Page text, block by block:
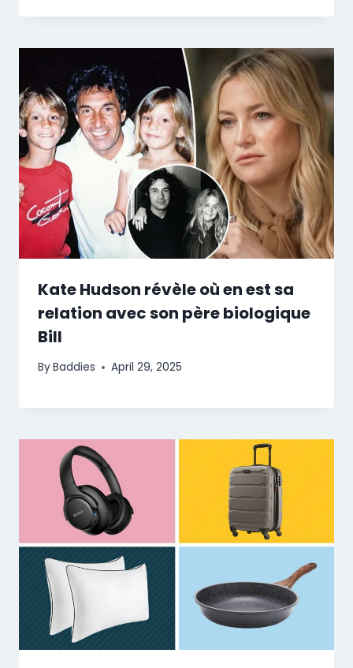
Kate Hudson révèle où en est sa
relation avec son père biologique
Bill
ByBaddies April 29, 2025